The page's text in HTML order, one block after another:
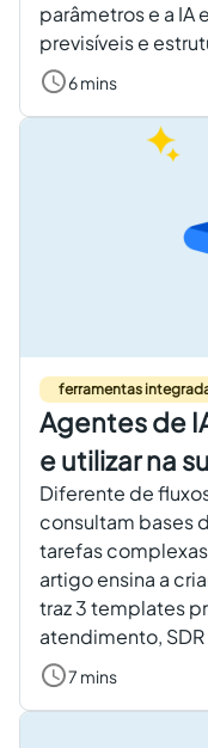
parâmetros e a IA
previsíveis e
6 mins
ferramentas
Agentes de
e utilizar na
Diferente de
consultam bases
tarefas
artigo ensina a
traz 3 templates
atendimento,
7 mins